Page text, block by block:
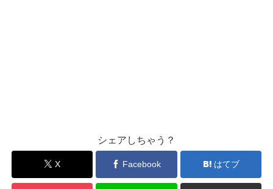
シェアしちゃう？
X Facebook はてブ